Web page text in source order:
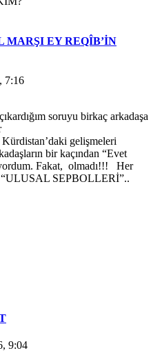
EY REQÎB’İN
7:16
soruyu birkaç arkadaşa
gelişmeleri
bir kaçından “Evet
Fakat, olmadı!!! Her
“ULUSAL SEPBOLLERİ”..
9:04